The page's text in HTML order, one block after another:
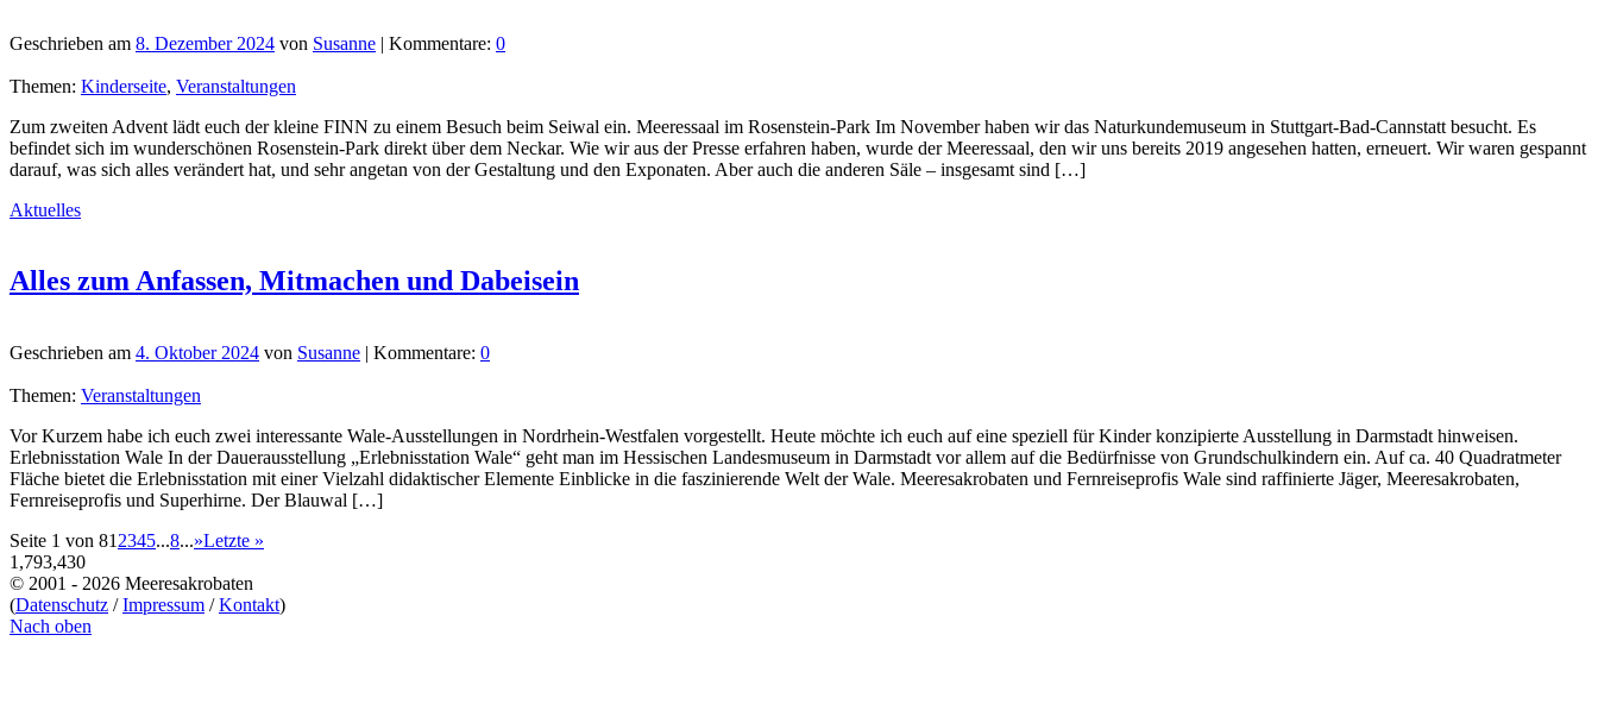
Geschrieben am 8. Dezember 2024 von Susanne | Kommentare: 0
Themen: Kinderseite, Veranstaltungen
Zum zweiten Advent lädt euch der kleine FINN zu einem Besuch beim Seiwal ein. Meeressaal im Rosenstein-Park Im November haben wir das Naturkundemuseum in Stuttgart-Bad-Cannstatt besucht. Es
befindet sich im wunderschönen Rosenstein-Park direkt über dem Neckar. Wie wir aus der Presse erfahren haben, wurde der Meeressaal, den wir uns bereits 2019 angesehen hatten, erneuert. Wir waren gespannt
darauf, was sich alles verändert hat, und sehr angetan von der Gestaltung und den Exponaten. Aber auch die anderen Säle – insgesamt sind […]
Aktuelles
Alles zum Anfassen, Mitmachen und Dabeisein
Geschrieben am 4. Oktober 2024 von Susanne | Kommentare: 0
Themen: Veranstaltungen
Vor Kurzem habe ich euch zwei interessante Wale-Ausstellungen in Nordrhein-Westfalen vorgestellt. Heute möchte ich euch auf eine speziell für Kinder konzipierte Ausstellung in Darmstadt hinweisen.
Erlebnisstation Wale In der Dauerausstellung „Erlebnisstation Wale“ geht man im Hessischen Landesmuseum in Darmstadt vor allem auf die Bedürfnisse von Grundschulkindern ein. Auf ca. 40 Quadratmeter
Fläche bietet die Erlebnisstation mit einer Vielzahl didaktischer Elemente Einblicke in die faszinierende Welt der Wale. Meeresakrobaten und Fernreiseprofis Wale sind raffinierte Jäger, Meeresakrobaten,
Fernreiseprofis und Superhirne. Der Blauwal […]
Seite 1 von 81 2345...8...»Letzte »
1,793,430
© 2001 - 2026 Meeresakrobaten
(Datenschutz /Impressum /Kontakt)
Nach oben